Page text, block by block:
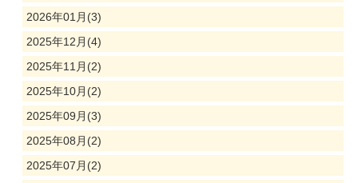
2026年01月(3)
2025年12月(4)
2025年11月(2)
2025年10月(2)
2025年09月(3)
2025年08月(2)
2025年07月(2)